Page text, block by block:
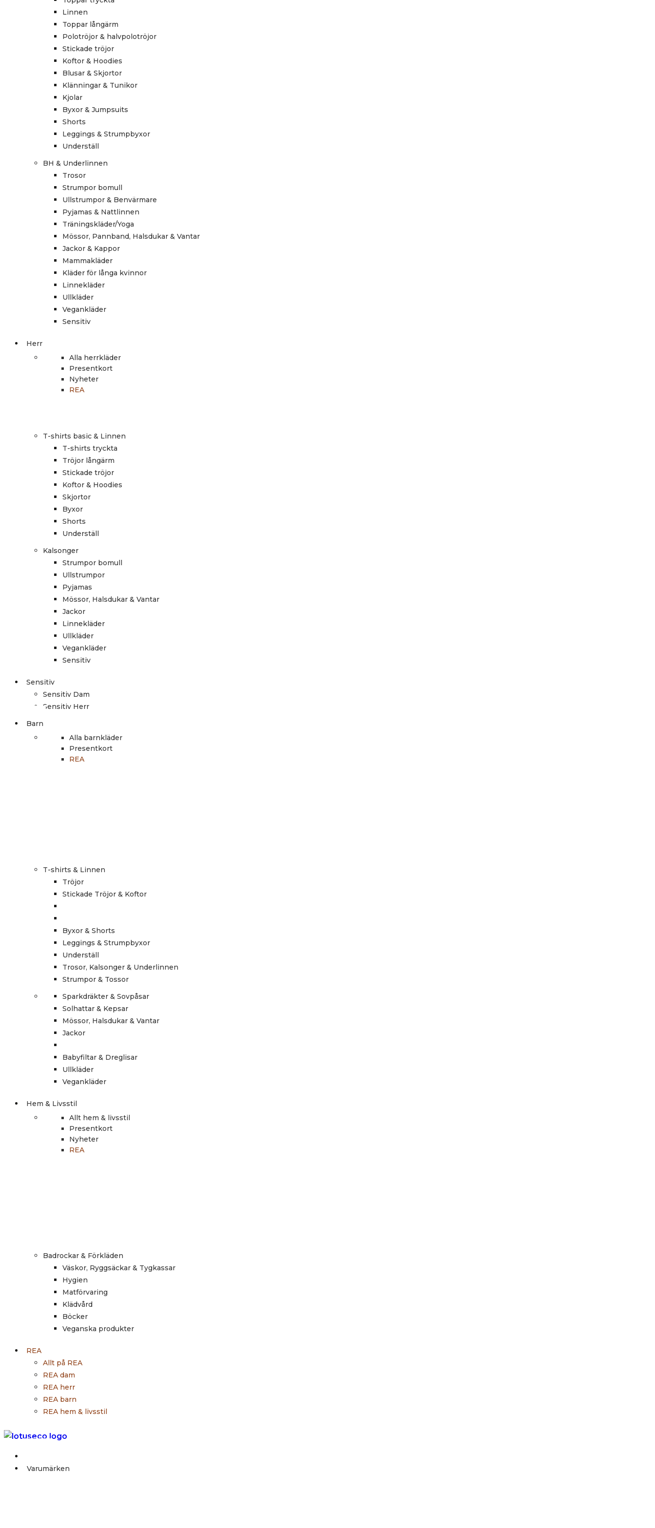
Linnen
Toppar långärm
Polotröjor & halvpolotröjor
Stickade tröjor
Koftor & Hoodies
Blusar & Skjortor
Klänningar & Tunikor
Kjolar
Byxor & Jumpsuits
Shorts
Leggings & Strumpbyxor
Underställ
BH & Underlinnen
Trosor
Strumpor bomull
Ullstrumpor & Benvärmare
Pyjamas & Nattlinnen
Träningskläder/Yoga
Mössor, Pannband, Halsdukar & Vantar
Jackor & Kappor
Mammakläder
Kläder för långa kvinnor
Linnekläder
Ullkläder
Vegankläder
Sensitiv
Herr
Alla herrkläder
Presentkort
Nyheter
REA
T-shirts basic & Linnen
T-shirts tryckta
Tröjor långärm
Stickade tröjor
Koftor & Hoodies
Skjortor
Byxor
Shorts
Underställ
Kalsonger
Strumpor bomull
Ullstrumpor
Pyjamas
Mössor, Halsdukar & Vantar
Jackor
Linnekläder
Ullkläder
Vegankläder
Sensitiv
Sensitiv
Sensitiv Dam
Sensitiv Herr
Barn
Alla barnkläder
Presentkort
REA
T-shirts & Linnen
Tröjor
Stickade Tröjor & Koftor
Byxor & Shorts
Leggings & Strumpbyxor
Underställ
Trosor, Kalsonger & Underlinnen
Strumpor & Tossor
Sparkdräkter & Sovpåsar
Solhattar & Kepsar
Mössor, Halsdukar & Vantar
Jackor
Babyfiltar & Dreglisar
Ullkläder
Vegankläder
Hem & Livsstil
Allt hem & livsstil
Presentkort
Nyheter
REA
Badrockar & Förkläden
Väskor, Ryggsäckar & Tygkassar
Hygien
Matförvaring
Klädvård
Böcker
Veganska produkter
REA
Allt på REA
REA dam
REA herr
REA barn
REA hem & livsstil
Varumärken